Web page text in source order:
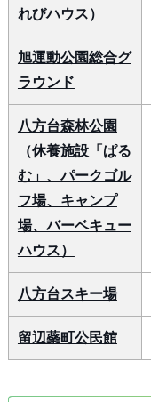
れびハウス）
旭運動公園総合グ
ラウンド
八方台森林公園
（休養施設「ぱる
む」、パークゴル
フ場、キャンプ
場、バーベキュー
ハウス）
八方台スキー場
留辺蘂町公民館